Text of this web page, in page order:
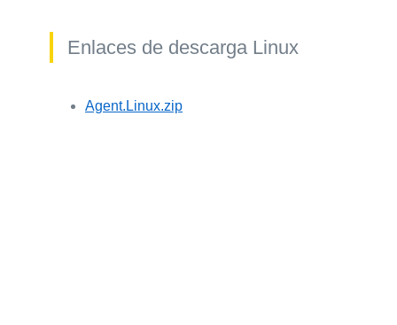
Enlaces de descarga Linux
Agent.Linux.zip